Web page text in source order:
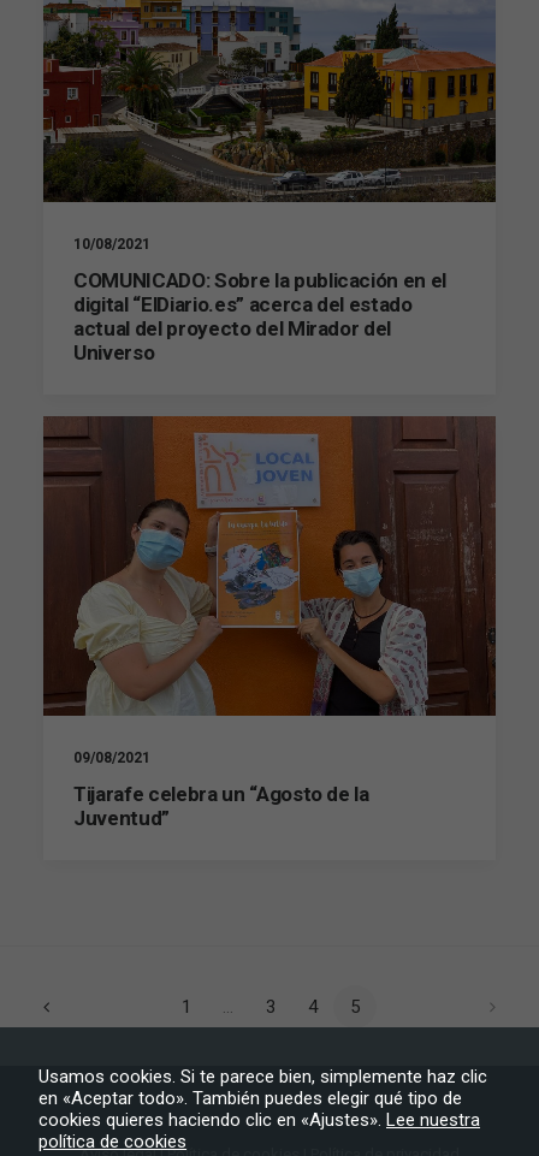
10/08/2021
COMUNICADO: Sobre la publicación en el
digital “ElDiario.es” acerca del estado
actual del proyecto del Mirador del
Universo
09/08/2021
Tijarafe celebra un “Agosto de la
Juventud”
1 3 4 5
Usamos cookies. Si te parece bien, simplemente haz clic
en «Aceptar todo». También puedes elegir qué tipo de
cookies quieres haciendo clic en «Ajustes». Lee nuestra
política de cookies
podamos
mejorar la
funcionalidad
y estructura
de la web, en
base a cómo
se usa la web.
funcione lo
mejor posible
durante tu
algunas
funcionalidades
desaparecerán
de la web.
Marketing
Al compartir tus
intereses y
comportamiento
mientras visitas
nuestro sitio,
aumentas la
posibilidad de